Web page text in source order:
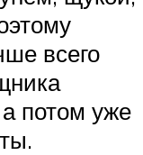
всего
потом уже